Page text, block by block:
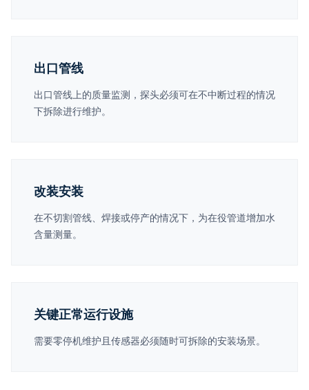
出口管线
出口管线上的质量监测，探头必须可在不中断过程的情况
下拆除进行维护。
改装安装
在不切割管线、焊接或停产的情况下，为在役管道增加水
含量测量。
关键正常运行设施
需要零停机维护且传感器必须随时可拆除的安装场景。